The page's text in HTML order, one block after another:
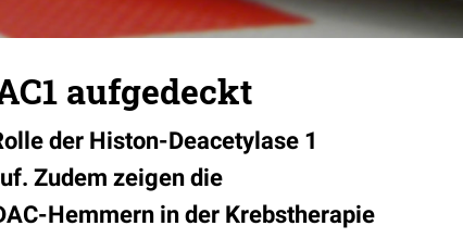
aufgedeckt
der Histon-Deacetylase 1
Zudem zeigen die
Hemmern in der Krebstherapie